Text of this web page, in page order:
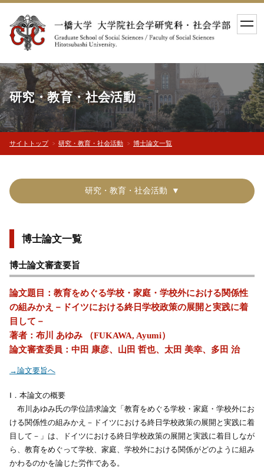
toggle
研究・教育・社会活動
サイトトップ 研究・教育・社会活動 博士論文一覧
研究・教育・社会活動
博士論文一覧
博士論文審査要旨
論文題目：教育をめぐる学校・家庭・学校外における関係性
の組みかえ－ドイツにおける終日学校政策の展開と実践に着
目して－
著者：布川 あゆみ （FUKAWA, Ayumi）
論文審査委員：中田 康彦、山田 哲也、太田 美幸、多田 治
→論文要旨へ
Ⅰ．本論文の概要
布川あゆみ氏の学位請求論文「教育をめぐる学校・家庭・学校外にお
ける関係性の組みかえ－ドイツにおける終日学校政策の展開と実践に着
目して－」は、ドイツにおける終日学校政策の展開と実践に着目しなが
ら、教育をめぐって学校、家庭、学校外における関係がどのように組み
かわるのかを論じた労作である。